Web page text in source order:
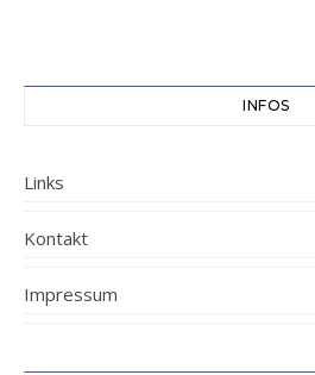
INFOS
Links
Kontakt
Impressum